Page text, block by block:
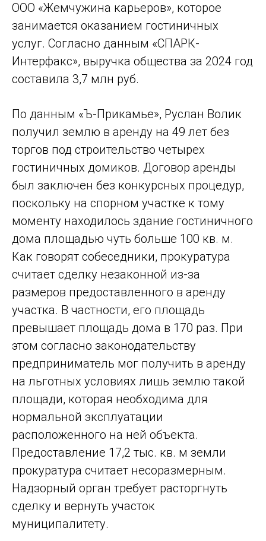
ООО «Жемчужина карьеров», которое
занимается оказанием гостиничных
услуг. Согласно данным «СПАРК-
Интерфакс», выручка общества за 2024 год
составила 3,7 млн руб.
По данным «Ъ-Прикамье», Руслан Волик
получил землю в аренду на 49 лет без
торгов под строительство четырех
гостиничных домиков. Договор аренды
был заключен без конкурсных процедур,
поскольку на спорном участке к тому
моменту находилось здание гостиничного
дома площадью чуть больше 100 кв. м.
Как говорят собеседники, прокуратура
считает сделку незаконной из-за
размеров предоставленного в аренду
участка. В частности, его площадь
превышает площадь дома в 170 раз. При
этом согласно законодательству
предприниматель мог получить в аренду
на льготных условиях лишь землю такой
площади, которая необходима для
нормальной эксплуатации
расположенного на ней объекта.
Предоставление 17,2 тыс. кв. м земли
прокуратура считает несоразмерным.
Надзорный орган требует расторгнуть
сделку и вернуть участок
муниципалитету.